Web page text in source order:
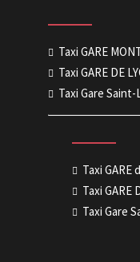
Taxi GARE
Taxi GARE DE
Taxi Gare
Taxi
Taxi GARE
Taxi Gare